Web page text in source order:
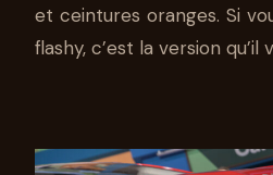
et ceintures oranges. Si
flashy, c’est la version qu’il